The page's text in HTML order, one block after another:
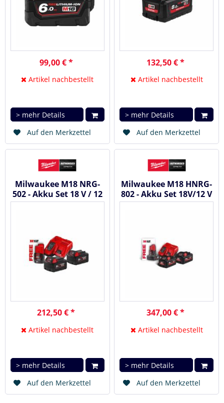
99,00 € *
Artikel nachbestellt
> mehr Details
Auf den Merkzettel
132,50 € *
Artikel nachbestellt
> mehr Details
Auf den Merkzettel
Milwaukee M18 NRG-
502 - Akku Set 18 V / 12
V 5,0 / 2,0 Ah +
212,50 € *
Artikel nachbestellt
> mehr Details
Auf den Merkzettel
Milwaukee M18 HNRG-
802 - Akku Set 18V/12 V
2 x 8,0/1 x 4,0 Ah...
347,00 € *
Artikel nachbestellt
> mehr Details
Auf den Merkzettel